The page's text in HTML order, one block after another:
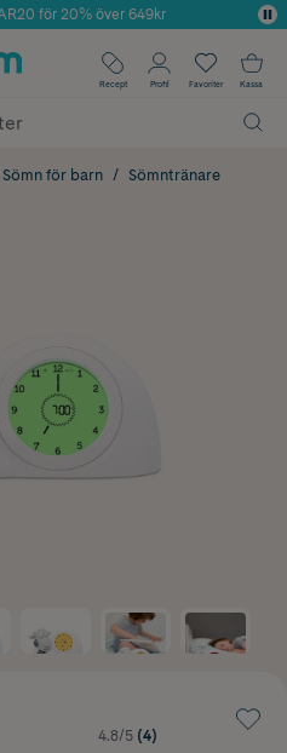
inom Skönhet
för 20% över 649kr
frakt
alla köp*
Recept Profil Favoriter Kassa
Sömn för barn Sömntränare
4.8/5 (4)